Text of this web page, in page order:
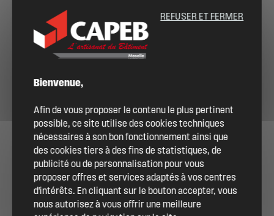
ME CONNECTER
Bienvenue,
Afin de vous proposer le contenu le plus pertinent
possible, ce site utilise des cookies techniques
nécessaires à son bon fonctionnement ainsi que
des cookies tiers à des fins de statistiques, de
publicité ou de personnalisation pour vous
proposer offres et services adaptés à vos centres
d'intérêts. En cliquant sur le bouton accepter, vous
nous autorisez à vous offrir une meilleure
REFUSER ET FERMER